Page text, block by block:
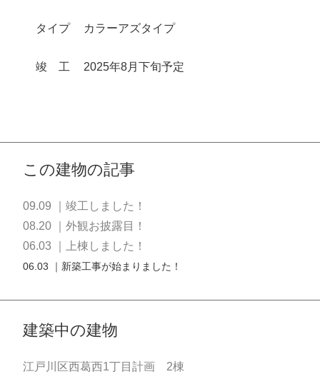
タイプ カラーアズタイプ
竣 工 2025年8月下旬予定
この建物の記事
09.09 ｜竣工しました！
08.20 ｜外観お披露目！
06.03 ｜上棟しました！
06.03 ｜新築工事が始まりました！
建築中の建物
江戸川区西葛西1丁目計画 2棟